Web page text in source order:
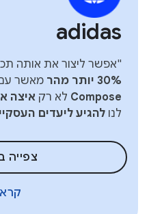
adidas
"אפשר ליצור את אותה
30% יותר מהר
מאשר
Compose לא רק איצה
לנו להגיע ליעדים
צפייה